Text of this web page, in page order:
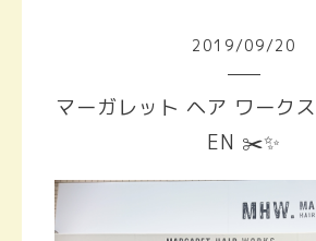
2019/09/20
マーガレット ヘア ワーク
EN ✂️✨